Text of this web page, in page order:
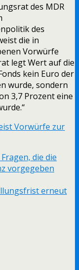
des MDR
des
die in
Vorwürfe
legt Wert auf die
kein Euro der
wurde, sondern
3,7 Prozent eine
Vorwürfe zur
die die
vorgegeben
erneut